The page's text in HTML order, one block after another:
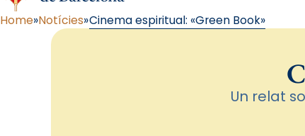
Home Notícies Cinema espiritual: «Green Book»
Un relat